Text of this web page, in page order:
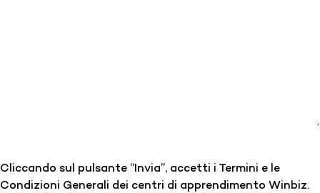
Cliccando sul pulsante “Invia”, accetti i Termini e le
Condizioni Generali dei centri di apprendimento Winbiz.